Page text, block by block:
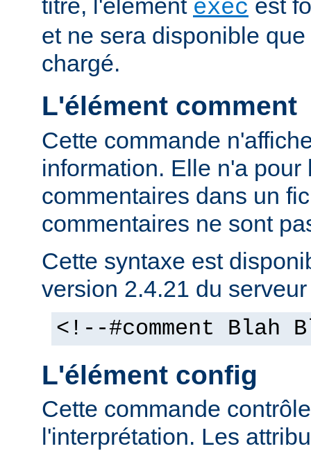
titre, l'élément exec est
et ne sera disponible
chargé.
L'élément comment
Cette commande
information. Elle n'a pour
commentaires dans un
commentaires ne sont
Cette syntaxe est
version 2.4.21 du
<!--#comment Blah
L'élément config
Cette commande
l'interprétation. Les